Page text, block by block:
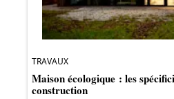
TRAVAUX
Maison écologique : les
construction